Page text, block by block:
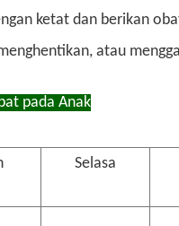
ketat dan berikan
atau
pada Anak
Selasa